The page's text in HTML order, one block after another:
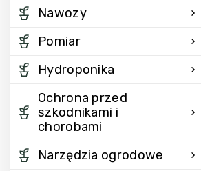
Nawozy
Pomiar
Hydroponika
Ochrona przed
szkodnikami i
chorobami
Narzędzia ogrodowe